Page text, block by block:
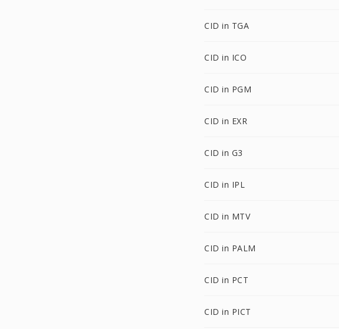
CID in TGA
CID in ICO
CID in PGM
CID in EXR
CID in G3
CID in IPL
CID in MTV
CID in PALM
CID in PCT
CID in PICT